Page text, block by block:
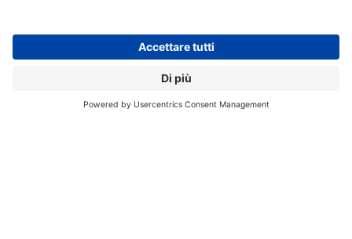
Tullio Pirovano, Presidente Esecutivo del Gruppo
Lutech e Presidente di Lutech Advanced Solutions(a
sinistra nella foto) nella nota di Lutech dichiara: “Questa
operazione rappresenta una importante pietra miliare